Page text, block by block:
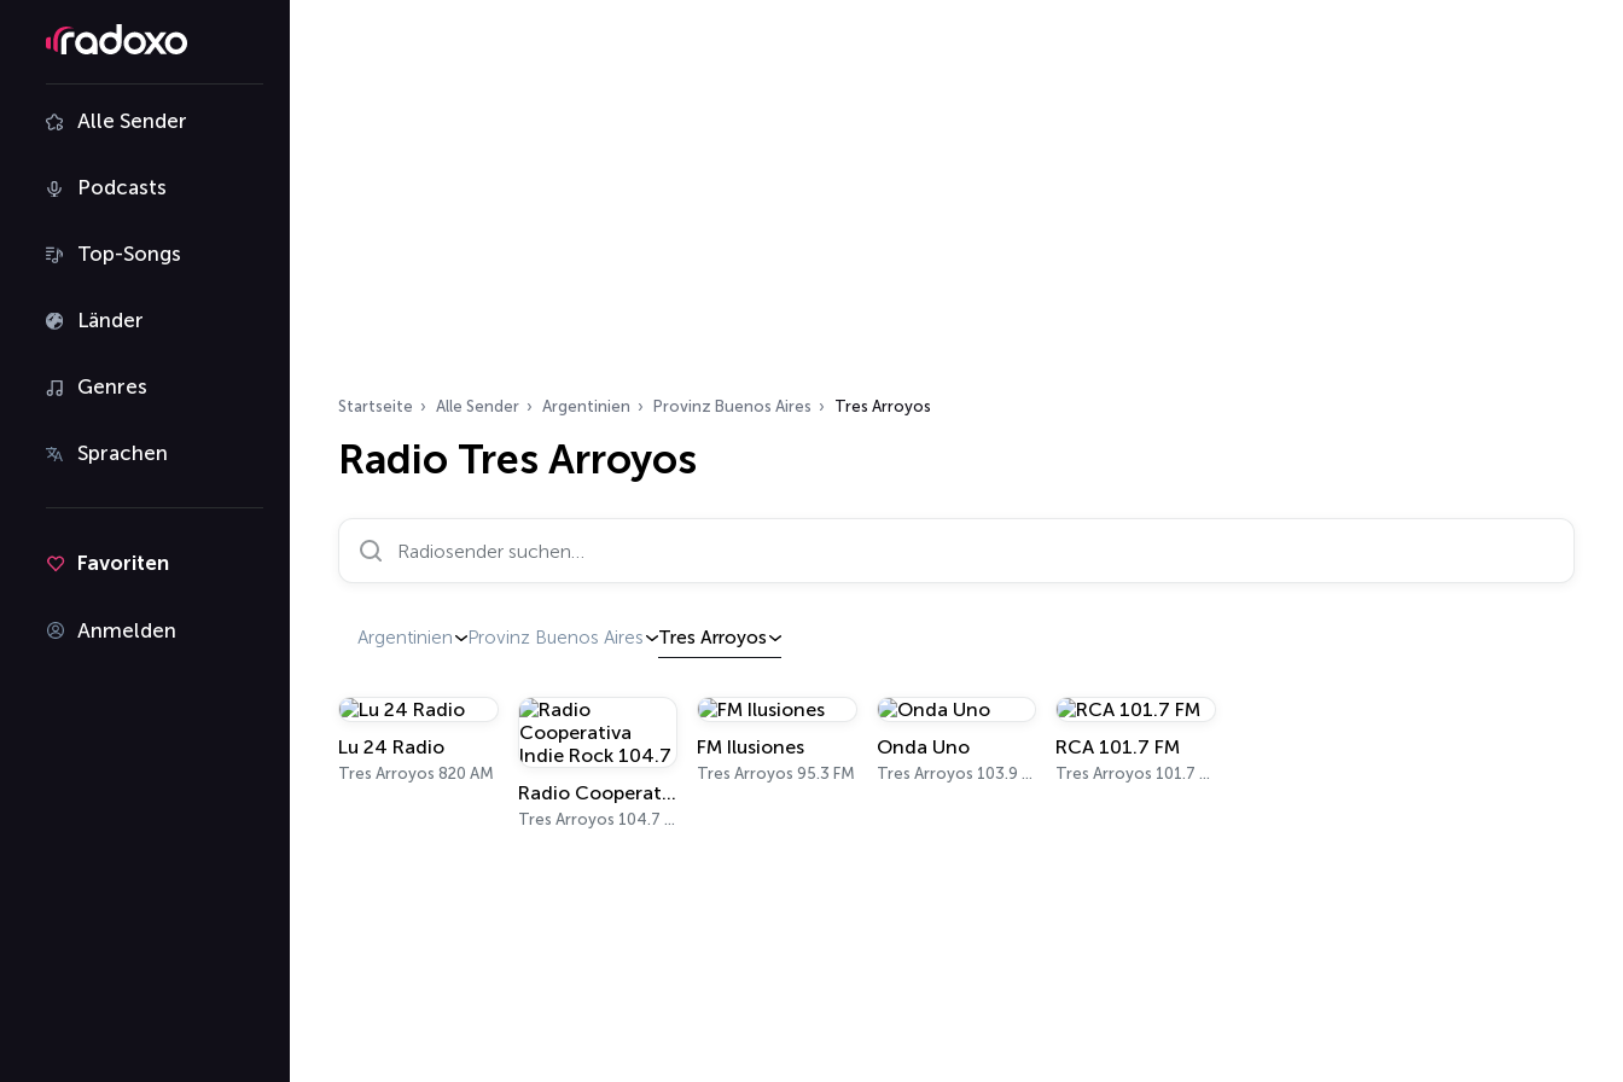
Alle Sender
Podcasts
Top-Songs
Länder
Genres
Sprachen
Favoriten
Anmelden
Startseite Alle Sender Argentinien Provinz Buenos Aires Tres Arroyos
Radio Tres Arroyos
Radiosender suchen…
Argentinien Provinz Buenos Aires Tres Arroyos
Lu 24 Radio
Tres Arroyos 820 AM
Radio Cooperativa Indie Rock 104.7
Tres Arroyos 104.7 FM
FM Ilusiones
Tres Arroyos 95.3 FM
Onda Uno
Tres Arroyos 103.9 FM
RCA 101.7 FM
Tres Arroyos 101.7 FM